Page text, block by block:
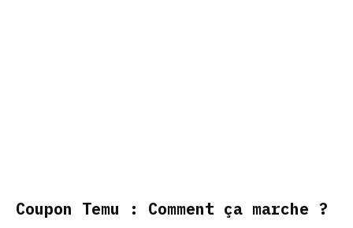
Coupon Temu : Comment ça marche ?